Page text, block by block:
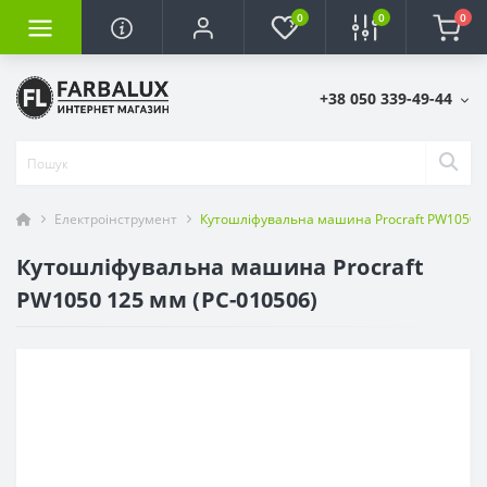
0 0 0
+38 050 339-49-44
Електроінструмент Кутошліфувальна машина Procraft PW1050
Кутошліфувальна машина Procraft
PW1050 125 мм (PC-010506)